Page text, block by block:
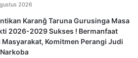
2026
Karanĝ Taruna Gurusinga Masa
2026-2029 Sukses ! Bermanfaat
Masyarakat, Komitmen Perangi Judi